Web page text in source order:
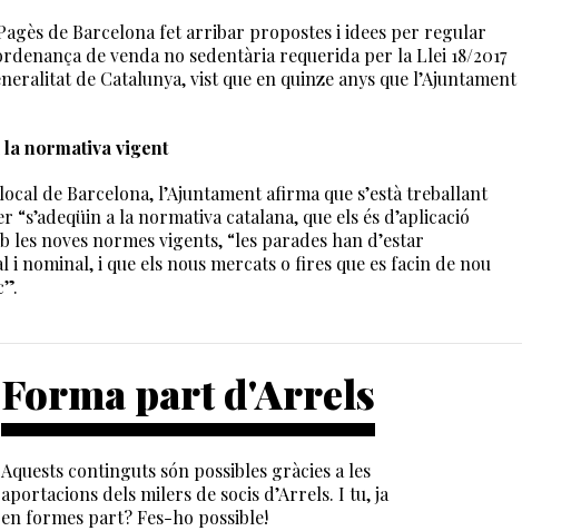
de Barcelona fet arribar propostes i idees per regular
de venda no sedentària requerida per la Llei 18/2017
de Catalunya, vist que en quinze anys que l’Ajuntament
normativa vigent
de Barcelona, l’Ajuntament afirma que s’està treballant
a la normativa catalana, que els és d’aplicació
les noves normes vigents, “les parades han d’estar
nominal, i que els nous mercats o fires que es facin de nou
Forma part d'Arrels
Aquests continguts són possibles gràcies a les
aportacions dels milers de socis d’Arrels. I tu, ja
en formes part? Fes-ho possible!